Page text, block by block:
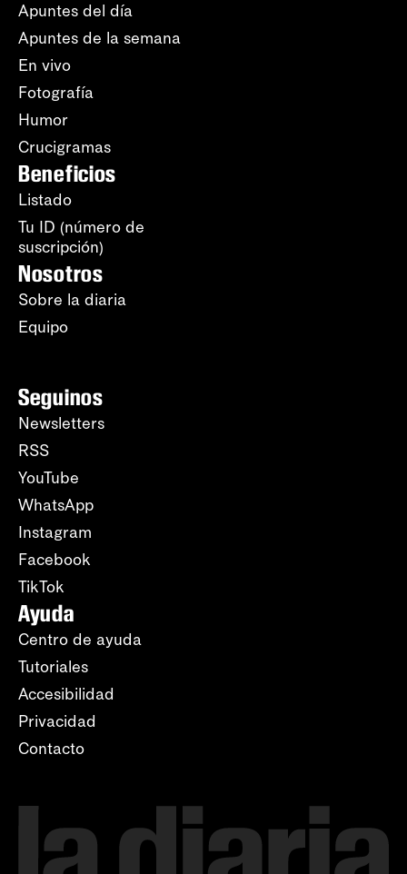
Apuntes del día
Apuntes de la semana
En vivo
Fotografía
Humor
Crucigramas
Beneficios
Listado
Tu ID (número de
suscripción)
Nosotros
Sobre la diaria
Equipo
Seguinos
Newsletters
RSS
YouTube
WhatsApp
Instagram
Facebook
TikTok
Ayuda
Centro de ayuda
Tutoriales
Accesibilidad
Privacidad
Contacto